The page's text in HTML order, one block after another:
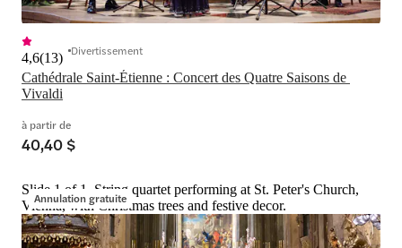
Cathédrale Saint-Étienne : Concert des Quatre Saisons de
Vivaldi
4,6(13) Divertissement
à partir de
40,40 $
Annulation gratuite
Slide 1 of 1, String quartet performing at St. Peter's Church,
Vienna, with Christmas trees and festive decor.